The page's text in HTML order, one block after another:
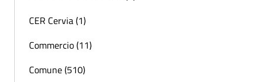
CER Cervia (1)
Commercio (11)
Comune (510)